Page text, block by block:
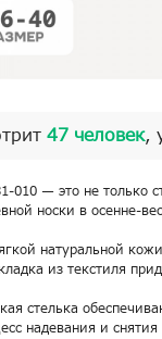
47 человек,
010 — это не только
носки в осенне-
натуральной
из текстиля
стелька
надевания и